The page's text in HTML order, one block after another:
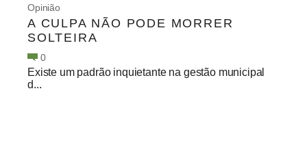
Opinião
A CULPA NÃO PODE MORRER
SOLTEIRA
0
Existe um padrão inquietante na gestão municipal
d...